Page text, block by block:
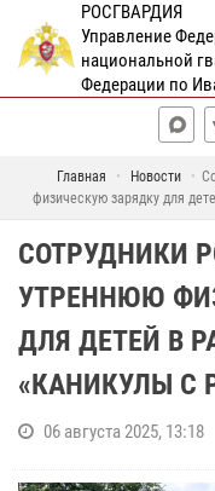
РОСГВАРДИЯ
Управление
национальной
Федерации по
Главная Новости
физическую зарядку для
СОТРУДНИКИ
УТРЕННЮЮ
ДЛЯ ДЕТЕЙ В
«КАНИКУЛЫ С
06 августа 2025, 13:18